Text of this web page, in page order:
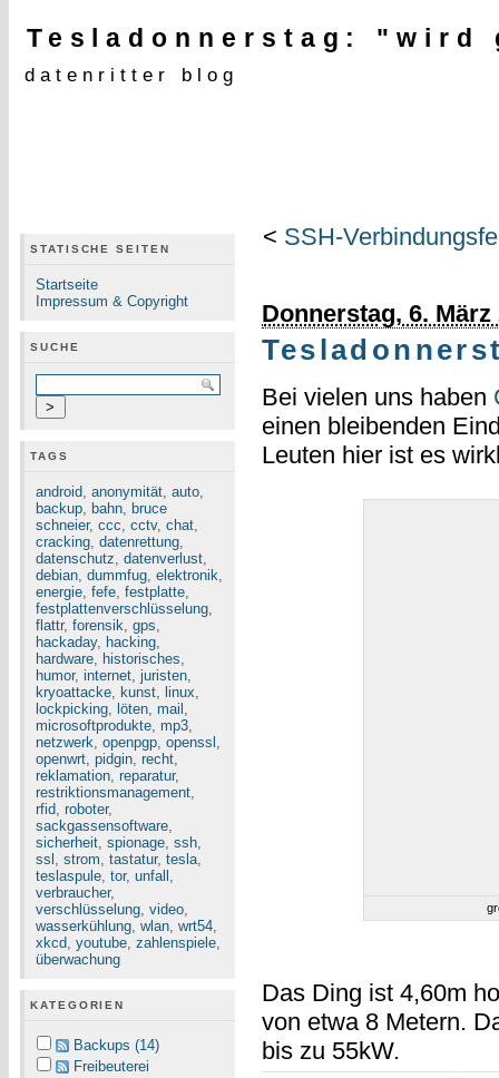
Tesladonnerstag: "wird
datenritter blog
STATISCHE SEITEN
Startseite
Impressum & Copyright
SUCHE
TAGS
android, anonymität, auto,
backup, bahn, bruce
schneier, ccc, cctv, chat,
cracking, datenrettung,
datenschutz, datenverlust,
debian, dummfug, elektronik,
energie, fefe, festplatte,
festplattenverschlüsselung,
flattr, forensik, gps,
hackaday, hacking,
hardware, historisches,
humor, internet, juristen,
kryoattacke, kunst, linux,
lockpicking, löten, mail ,
microsoftprodukte, mp3,
netzwerk, openpgp, openssl ,
openwrt, pidgin, recht,
reklamation, reparatur,
restriktionsmanagement,
rfid, roboter,
sackgassensoftware,
sicherheit, spionage, ssh,
ssl , strom, tastatur, tesla,
teslaspule, tor, unfall ,
verbraucher,
verschlüsselung, video,
wasserkühlung, wlan, wrt54,
xkcd, youtube, zahlenspiele,
überwachung
KATEGORIEN
Backups (14)
Freibeuterei
< SSH-
Donnerstag, 6. März
Bei vielen uns haben
einen bleibenden
Leuten hier ist es
Das Ding ist 4,60m
von etwa 8 Metern.
bis zu 55kW.